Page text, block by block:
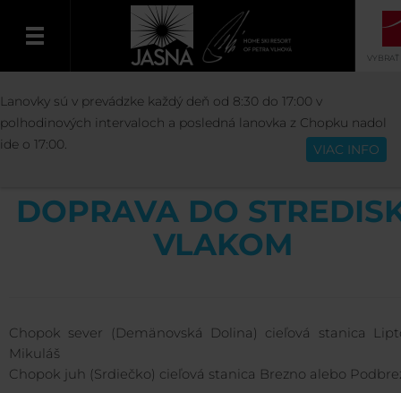
Slovenčina
VYBRAŤ
INFORMÁCIE DOPRAVA DO JASNEJ
DO STREDISKA VLAKOM
DOPRAVA DO
VLAKOM
Chopok sever (Demänovská Dolina) cieľová stanica
Mikuláš
Chopok juh (Srdiečko) cieľová stanica Brezno alebo
Lanovky sú v prevádzke každý deň od 8:30 do 17:00 v
polhodinových intervaloch a posledná lanovka z Chopku nadol
ide o 17:00.
VIAC INFO